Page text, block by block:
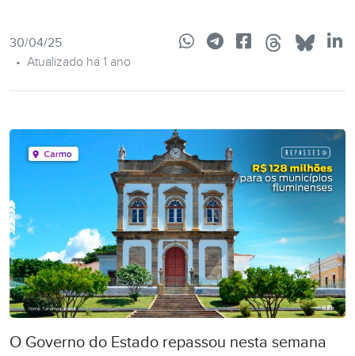
30/04/25
• Atualizado há 1 ano
O Governo do Estado repassou nesta semana